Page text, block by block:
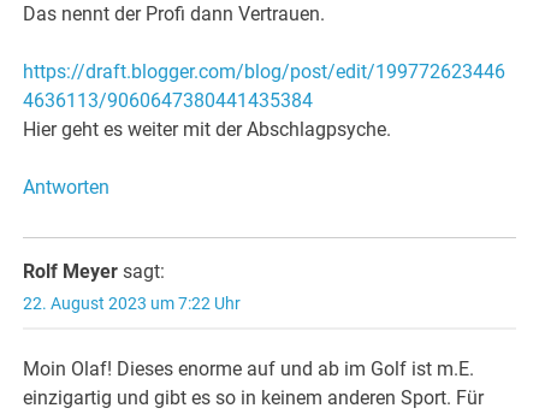
Das nennt der Profi dann Vertrauen.
https://draft.blogger.com/blog/post/edit/199772623446
4636113/9060647380441435384
Hier geht es weiter mit der Abschlagpsyche.
Antworten
Rolf Meyer sagt:
22. August 2023 um 7:22 Uhr
Moin Olaf! Dieses enorme auf und ab im Golf ist m.E.
einzigartig und gibt es so in keinem anderen Sport. Für